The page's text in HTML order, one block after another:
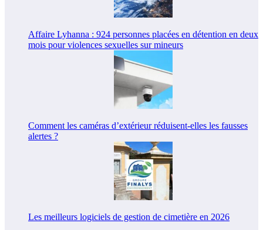
Affaire Lyhanna : 924 personnes placées en détention en deux
mois pour violences sexuelles sur mineurs
Comment les caméras d’extérieur réduisent-elles les fausses
alertes ?
Les meilleurs logiciels de gestion de cimetière en 2026